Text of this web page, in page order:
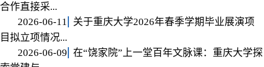
合作直接采...
2026-06-11
关于重庆大学2026年春季学期毕业展演项
目拟立项情况...
2026-06-09
在“饶家院”上一堂百年文脉课：重庆大学探